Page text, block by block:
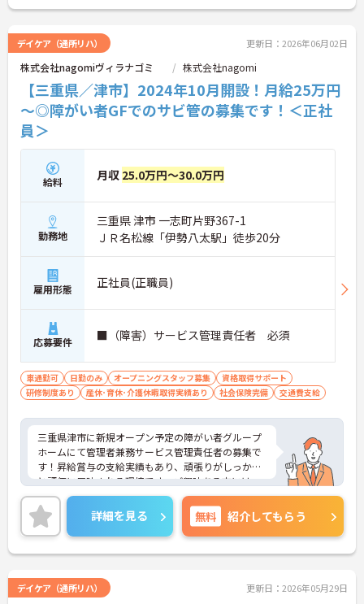
デイケア（通所リハ） 更新日：2026年06月02日
株式会社nagomiヴィラナゴミ 株式会社nagomi
【三重県／津市】2024年10月開設！月給25万円
～◎障がい者GFでのサビ管の募集です！＜正社
員＞
給料 月収 25.0万円～30.0万円
勤務地
三重県 津市 一志町片野367-1
ＪＲ名松線「伊勢八太駅」徒歩20分
雇用形態 正社員(正職員)
応募要件 ■（障害）サービス管理責任者 必須
車通勤可 日勤のみ オープニングスタッフ募集
資格取得サポート
研修制度あり
産休･育休･介護休暇取得実績あり 社会保険完備 交通費支給
三重県津市に新規オープン予定の障がい者グループ
ホームにて管理者兼務サービス管理責任者の募集で
す！昇給賞与の支給実績もあり、頑張りがしっかり
と評価に反映される環境です。ご興味ある方には、
面接対策ポイントなど、さらに詳細をお話しいたし
ますのでお気軽にご相談ください！
詳細を見る 無料 紹介してもらう
デイケア（通所リハ） 更新日：2026年05月29日